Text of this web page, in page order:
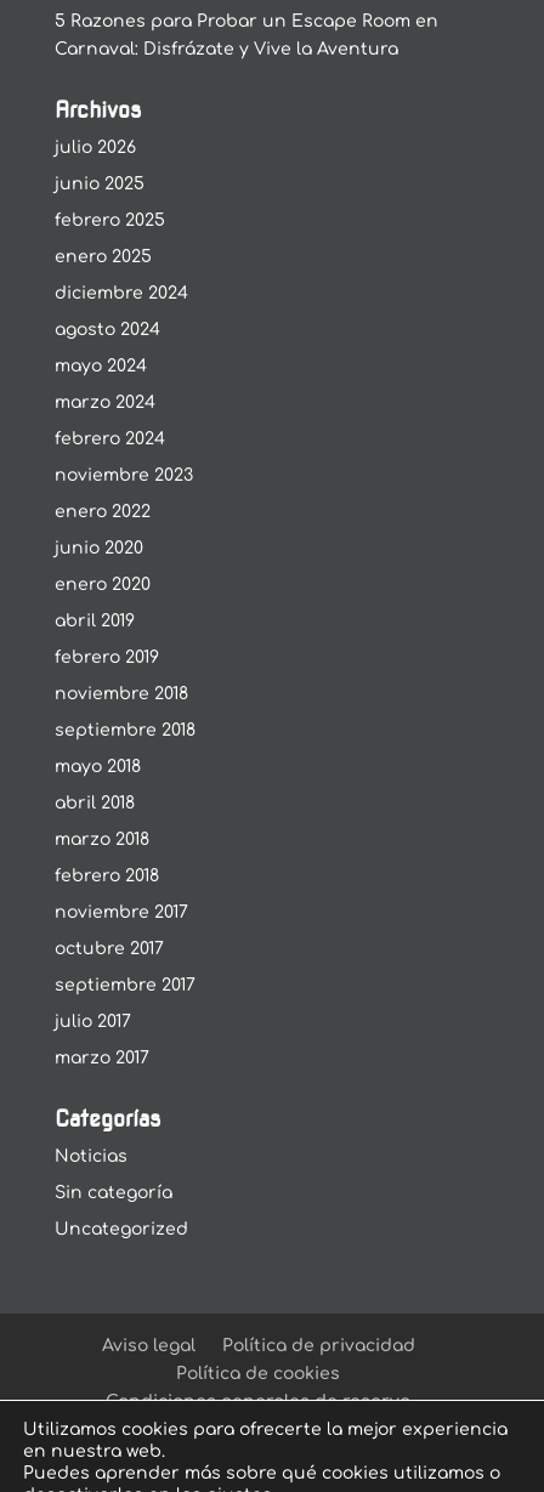
5 Razones para Probar un Escape Room en
Carnaval: Disfrázate y Vive la Aventura
Archivos
julio 2026
junio 2025
febrero 2025
enero 2025
diciembre 2024
agosto 2024
mayo 2024
marzo 2024
febrero 2024
noviembre 2023
enero 2022
junio 2020
enero 2020
abril 2019
febrero 2019
noviembre 2018
septiembre 2018
mayo 2018
abril 2018
marzo 2018
febrero 2018
noviembre 2017
octubre 2017
septiembre 2017
julio 2017
marzo 2017
Categorías
Noticias
Sin categoría
Uncategorized
Aviso legal
Política de privacidad
Política de cookies
Condiciones generales de reserva
Utilizamos cookies para ofrecerte la mejor experiencia
en nuestra web.
Puedes aprender más sobre qué cookies utilizamos o